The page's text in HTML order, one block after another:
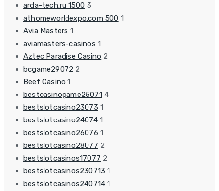
arda-tech.ru 1500 3
athomeworldexpo.com 500 1
Avia Masters 1
aviamasters-casinos 1
Aztec Paradise Casino 2
bcgame29072 2
Beef Casino 1
bestcasinogame25071 4
bestslotcasino23073 1
bestslotcasino24074 1
bestslotcasino26076 1
bestslotcasino28077 2
bestslotcasinos17077 2
bestslotcasinos230713 1
bestslotcasinos240714 1